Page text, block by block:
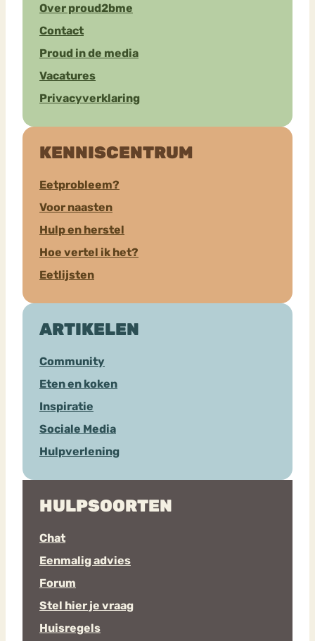
Over proud2bme
Contact
Proud in de media
Vacatures
Privacyverklaring
KENNISCENTRUM
Eetprobleem?
Voor naasten
Hulp en herstel
Hoe vertel ik het?
Eetlijsten
ARTIKELEN
Community
Eten en koken
Inspiratie
Sociale Media
Hulpverlening
HULPSOORTEN
Chat
Eenmalig advies
Forum
Stel hier je vraag
Huisregels